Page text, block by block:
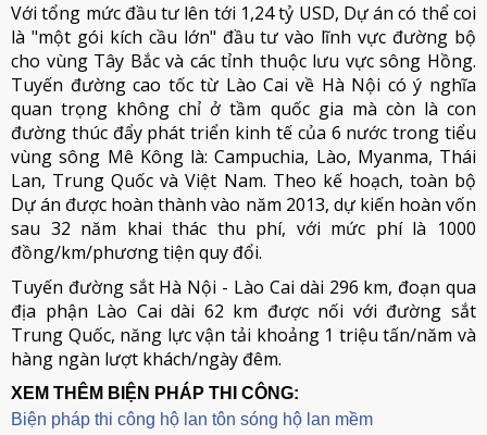
Với tổng mức đầu tư lên tới 1,24 tỷ USD, Dự án có thể coi
là "một gói kích cầu lớn" đầu tư vào lĩnh vực đường bộ
cho vùng Tây Bắc và các tỉnh thuộc lưu vực sông Hồng.
Tuyến đường cao tốc từ Lào Cai về Hà Nội có ý nghĩa
quan trọng không chỉ ở tầm quốc gia mà còn là con
đường thúc đẩy phát triển kinh tế của 6 nước trong tiểu
vùng sông Mê Kông là: Campuchia, Lào, Myanma, Thái
Lan, Trung Quốc và Việt Nam. Theo kế hoạch, toàn bộ
Dự án được hoàn thành vào năm 2013, dự kiến hoàn vốn
sau 32 năm khai thác thu phí, với mức phí là 1000
đồng/km/phương tiện quy đổi.
Tuyến đường sắt Hà Nội - Lào Cai dài 296 km, đoạn qua
địa phận Lào Cai dài 62 km được nối với đường sắt
Trung Quốc, năng lực vận tải khoảng 1 triệu tấn/năm và
hàng ngàn lượt khách/ngày đêm.
XEM THÊM BIỆN PHÁP THI CÔNG:
Biện pháp thi công hộ lan tôn sóng hộ lan mềm